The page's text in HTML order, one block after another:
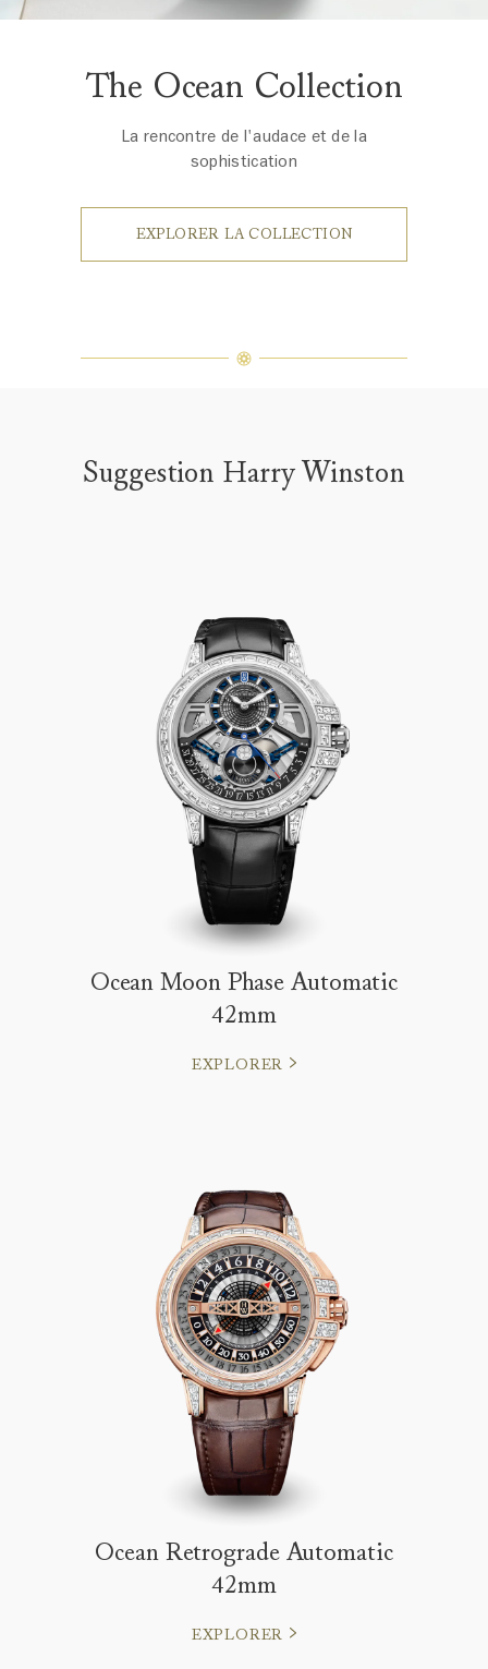
The Ocean Collection
La rencontre de l'audace et de la
sophistication
EXPLORER LA COLLECTION
Suggestion Harry Winston
Ocean Moon Phase Automatic
42mm
EXPLORER
Ocean Retrograde Automatic
42mm
EXPLORER